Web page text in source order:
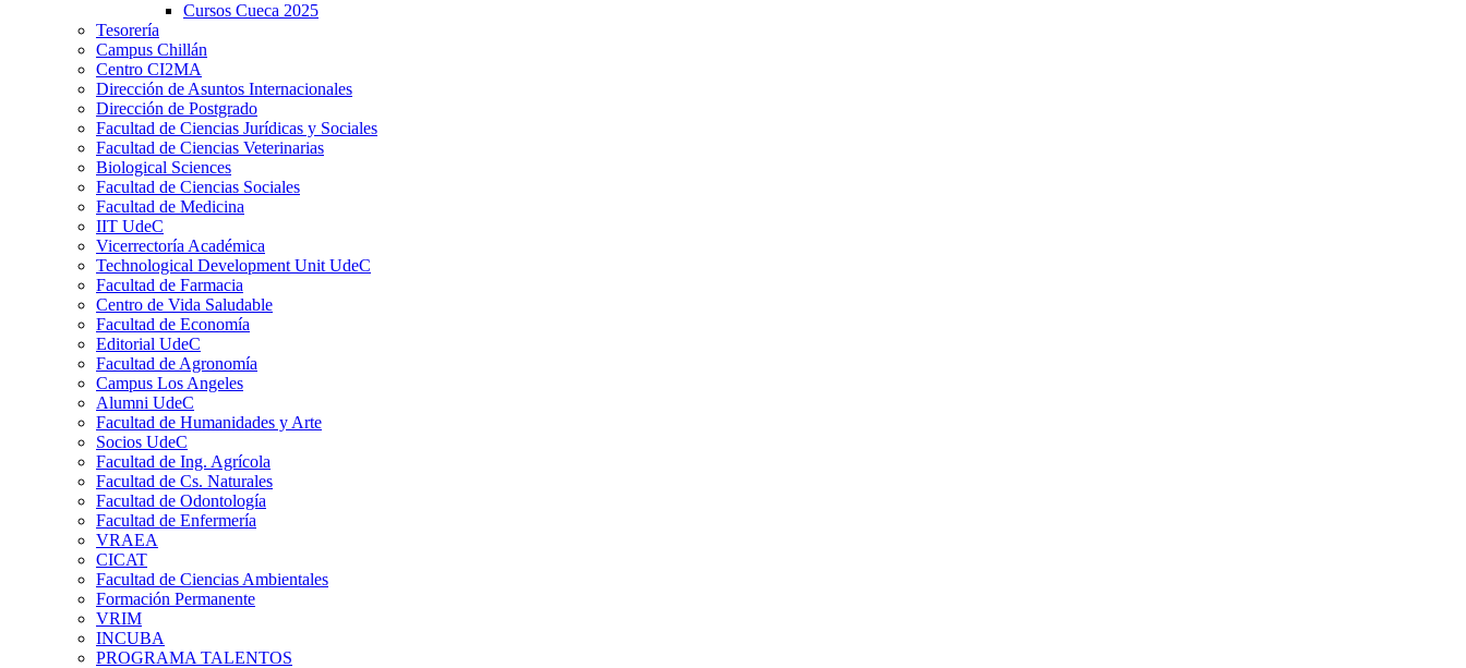
Cursos Cueca 2025
Tesorería
Campus Chillán
Centro CI2MA
Dirección de Asuntos Internacionales
Dirección de Postgrado
Facultad de Ciencias Jurídicas y Sociales
Facultad de Ciencias Veterinarias
Biological Sciences
Facultad de Ciencias Sociales
Facultad de Medicina
IIT UdeC
Vicerrectoría Académica
Technological Development Unit UdeC
Facultad de Farmacia
Centro de Vida Saludable
Facultad de Economía
Editorial UdeC
Facultad de Agronomía
Campus Los Angeles
Alumni UdeC
Facultad de Humanidades y Arte
Socios UdeC
Facultad de Ing. Agrícola
Facultad de Cs. Naturales
Facultad de Odontología
Facultad de Enfermería
VRAEA
CICAT
Facultad de Ciencias Ambientales
Formación Permanente
VRIM
INCUBA
PROGRAMA TALENTOS